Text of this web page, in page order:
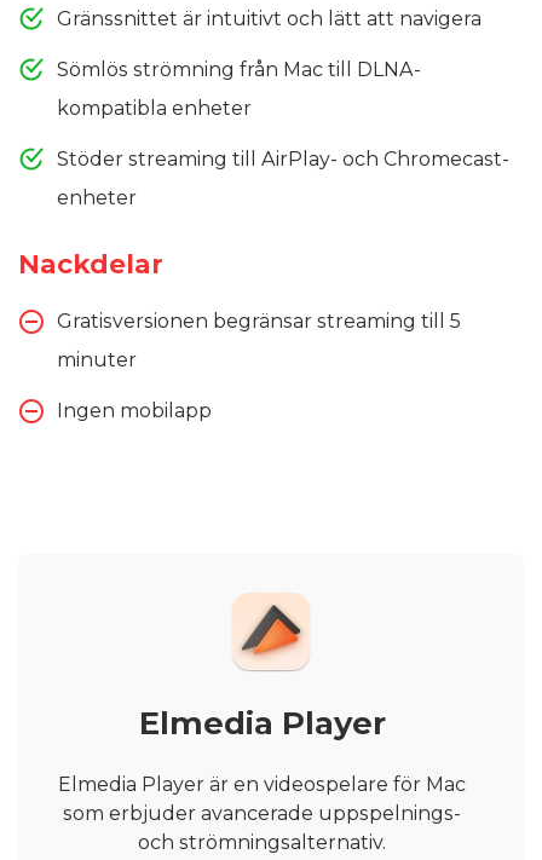
Gränssnittet är intuitivt och lätt att navigera
Sömlös strömning från Mac till DLNA-
kompatibla enheter
Stöder streaming till AirPlay- och Chromecast-
enheter
Nackdelar
Gratisversionen begränsar streaming till 5
minuter
Ingen mobilapp
Elmedia Player
Elmedia Player är en videospelare för Mac
som erbjuder avancerade uppspelnings-
och strömningsalternativ.